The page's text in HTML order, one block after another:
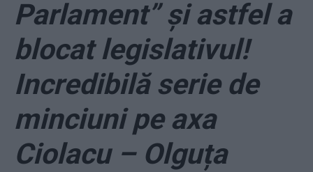
Parlament” și astfel a
blocat legislativul!
Incredibilă serie de
minciuni pe axa
Ciolacu – Olguța